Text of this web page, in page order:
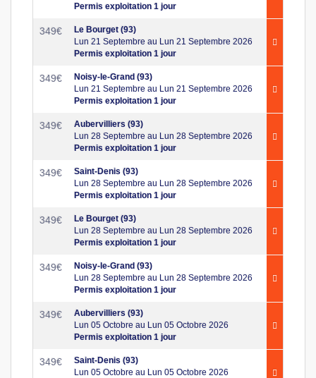
Permis exploitation 1 jour
349€
Le Bourget (93)
Lun 21 Septembre au Lun 21 Septembre 2026
Permis exploitation 1 jour
349€
Noisy-le-Grand (93)
Lun 21 Septembre au Lun 21 Septembre 2026
Permis exploitation 1 jour
349€
Aubervilliers (93)
Lun 28 Septembre au Lun 28 Septembre 2026
Permis exploitation 1 jour
349€
Saint-Denis (93)
Lun 28 Septembre au Lun 28 Septembre 2026
Permis exploitation 1 jour
349€
Le Bourget (93)
Lun 28 Septembre au Lun 28 Septembre 2026
Permis exploitation 1 jour
349€
Noisy-le-Grand (93)
Lun 28 Septembre au Lun 28 Septembre 2026
Permis exploitation 1 jour
349€
Aubervilliers (93)
Lun 05 Octobre au Lun 05 Octobre 2026
Permis exploitation 1 jour
349€
Saint-Denis (93)
Lun 05 Octobre au Lun 05 Octobre 2026